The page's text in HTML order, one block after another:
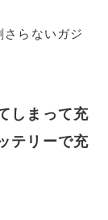
らないガジ
しまって充
テリーで充